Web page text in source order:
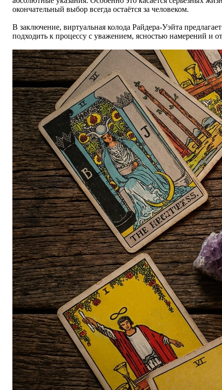
окончательный выбор всегда остаётся за человеком.
В заключение, виртуальная колода Райдера-Уэйта
подходить к процессу с уважением, ясностью намерений и